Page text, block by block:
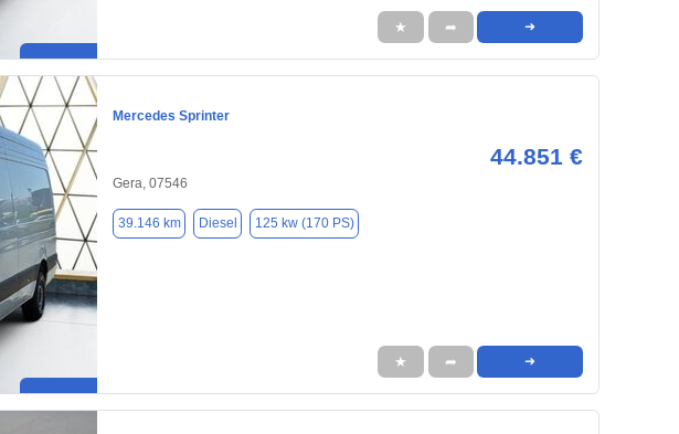
★ ➦ ➜
Mercedes Sprinter
44.851 €
Gera, 07546
39.146 km Diesel 125 kw (170 PS)
★ ➦ ➜